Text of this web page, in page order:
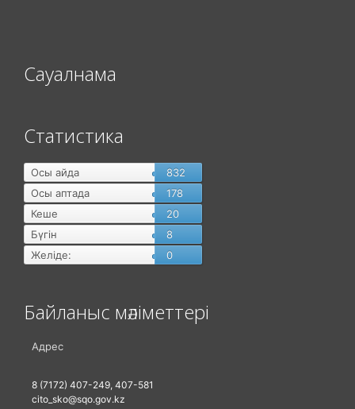
Сауалнама
Статистика
Осы айда
832
Осы аптада
178
Кеше
20
Бүгін
8
Желіде:
0
Байланыс мәліметтері
Адрес
8 (7172) 407-249, 407-581
cito_sko@sqo.gov.kz